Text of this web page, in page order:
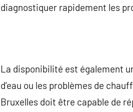
diagnostiquer rapidement les
La disponibilité est également
d’eau ou les problèmes de
Bruxelles doit être capable de